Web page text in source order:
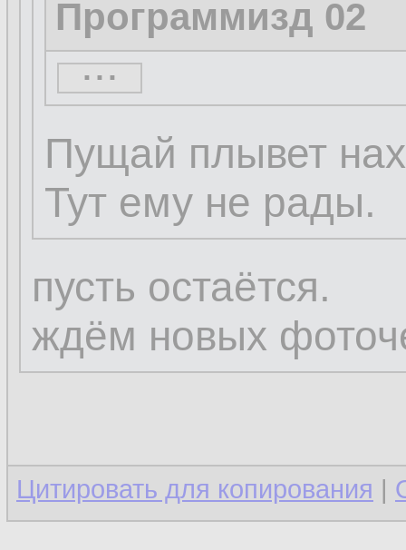
Программизд 02
......
Пущай плывет
Тут ему не рады.
пусть остаётся.
ждём новых
Цитировать для копирования |